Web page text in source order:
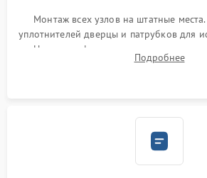
Монтаж всех узлов на штатные
уплотнителей дверцы и патрубков для
Надежная фиксация хомутов
сборка корпуса и установка
Подробнее